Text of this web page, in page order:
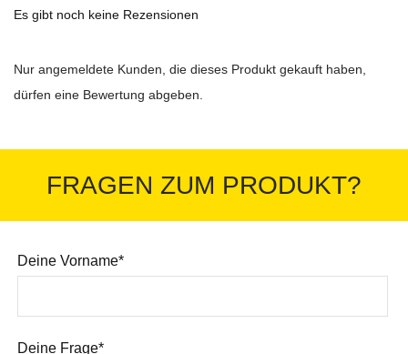
Es gibt noch keine Rezensionen
Nur angemeldete Kunden, die dieses Produkt gekauft haben,
dürfen eine Bewertung abgeben.
FRAGEN ZUM PRODUKT?
Deine Vorname*
Deine Frage*